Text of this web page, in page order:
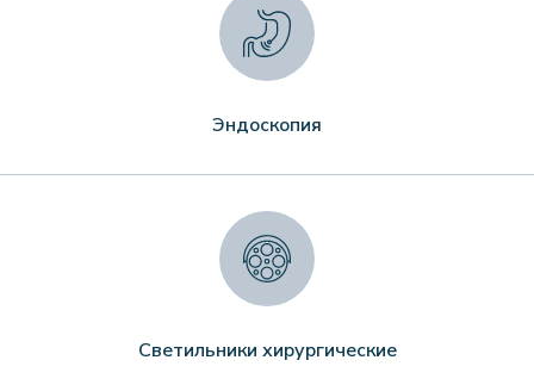
Эндоскопия
Светильники хирургические